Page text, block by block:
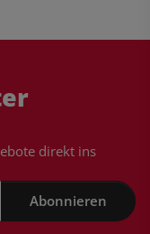
direkt ins
Abonnieren